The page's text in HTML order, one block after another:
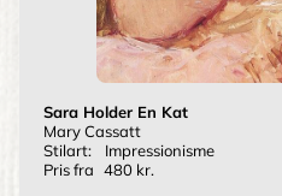
Sara Holder En Kat
Mary Cassatt
Stilart:
Impressionisme
Pris fra 480 kr.